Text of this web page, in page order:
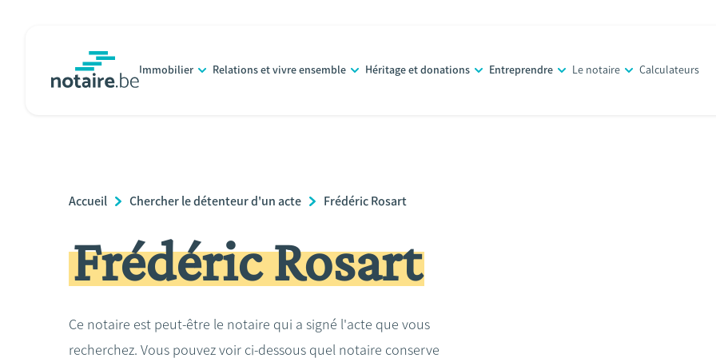
principal
Immobilier Relations et vivre ensemble Héritage et donations Entreprendre Le notaire Calculateurs
Breadcrumb
Accueil Chercher le détenteur d'un acte Frédéric Rosart
Frédéric Rosart
Ce notaire est peut-être le notaire qui a signé l'acte que vous
recherchez. Vous pouvez voir ci-dessous quel notaire conserve